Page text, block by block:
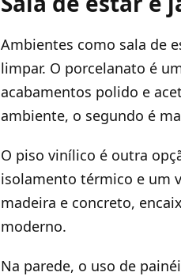
Ambientes como sala de
limpar. O porcelanato é
acabamentos polido e
ambiente, o segundo é
O piso vinílico é outra
isolamento térmico e um
madeira e concreto,
moderno.
Na parede, o uso de